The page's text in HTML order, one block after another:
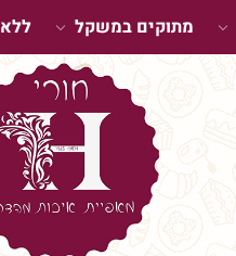
מתוקים במשקל ללא